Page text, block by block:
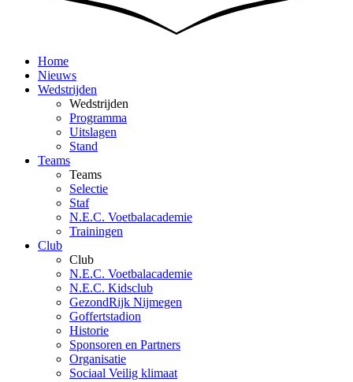
Home
Nieuws
Wedstrijden
Wedstrijden
Programma
Uitslagen
Stand
Teams
Teams
Selectie
Staf
N.E.C. Voetbalacademie
Trainingen
Club
Club
N.E.C. Voetbalacademie
N.E.C. Kidsclub
GezondRijk Nijmegen
Goffertstadion
Historie
Sponsoren en Partners
Organisatie
Sociaal Veilig klimaat